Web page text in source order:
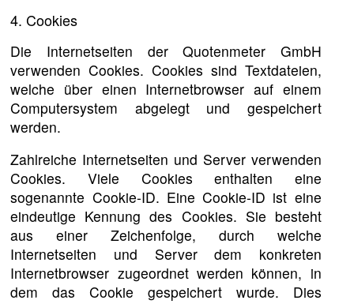
4. Cookies
Die Internetseiten der Quotenmeter GmbH
verwenden Cookies. Cookies sind Textdateien,
welche über einen Internetbrowser auf einem
Computersystem abgelegt und gespeichert
werden.
Zahlreiche Internetseiten und Server verwenden
Cookies. Viele Cookies enthalten eine
sogenannte Cookie-ID. Eine Cookie-ID ist eine
eindeutige Kennung des Cookies. Sie besteht
aus einer Zeichenfolge, durch welche
Internetseiten und Server dem konkreten
Internetbrowser zugeordnet werden können, in
dem das Cookie gespeichert wurde. Dies